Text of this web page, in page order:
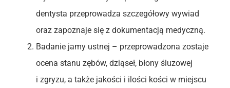
dentysta przeprowadza szczegółowy wywiad
oraz zapoznaje się z dokumentacją medyczną.
Badanie jamy ustnej – przeprowadzona zostaje
ocena stanu zębów, dziąseł, błony śluzowej
i zgryzu, a także jakości i ilości kości w miejscu